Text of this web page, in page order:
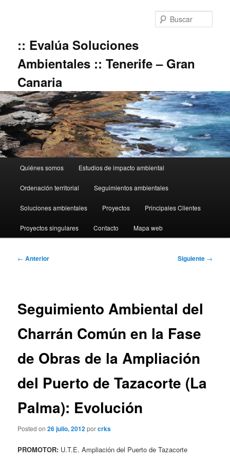
:: Evalúa Soluciones
Ambientales :: Tenerife – Gran
Canaria
principal
Quiénes somos Estudios de impacto ambiental
Ordenación territorial Seguimientos ambientales
Soluciones ambientales Proyectos Principales Clientes
Proyectos singulares Contacto Mapa web
Navegación
← Anterior Siguiente →
Seguimiento Ambiental del
Charrán Común en la Fase
de Obras de la Ampliación
del Puerto de Tazacorte (La
Palma): Evolución
Posted on26 julio, 2012porcrks
PROMOTOR: U.T.E. Ampliación del Puerto de Tazacorte